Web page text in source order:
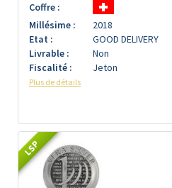
Coffre :
Millésime :
2018
Etat :
GOOD DELIVERY
Livrable :
Non
Fiscalité :
Jeton
Plus de détails
LSP